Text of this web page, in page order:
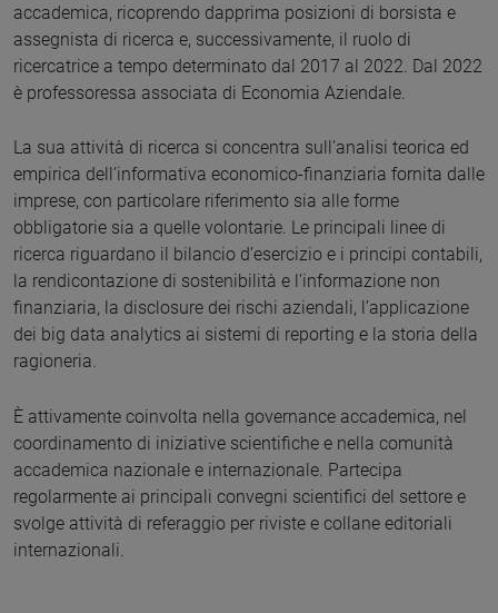
accademica, ricoprendo dapprima posizioni di borsista e
assegnista di ricerca e, successivamente, il ruolo di
ricercatrice a tempo determinato dal 2017 al 2022. Dal 2022
è professoressa associata di Economia Aziendale.
La sua attività di ricerca si concentra sull’analisi teorica ed
empirica dell’informativa economico-finanziaria fornita dalle
imprese, con particolare riferimento sia alle forme
obbligatorie sia a quelle volontarie. Le principali linee di
ricerca riguardano il bilancio d’esercizio e i principi contabili,
la rendicontazione di sostenibilità e l’informazione non
finanziaria, la disclosure dei rischi aziendali, l’applicazione
dei big data analytics ai sistemi di reporting e la storia della
ragioneria.
È attivamente coinvolta nella governance accademica, nel
coordinamento di iniziative scientifiche e nella comunità
accademica nazionale e internazionale. Partecipa
regolarmente ai principali convegni scientifici del settore e
svolge attività di referaggio per riviste e collane editoriali
internazionali.